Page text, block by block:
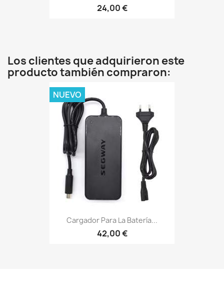
24,00 €
Los clientes que adquirieron este
producto también compraron:
Cargador Para La Batería...
42,00 €
NUEVO